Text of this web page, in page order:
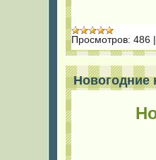
Просмотров: 486
Новогодние